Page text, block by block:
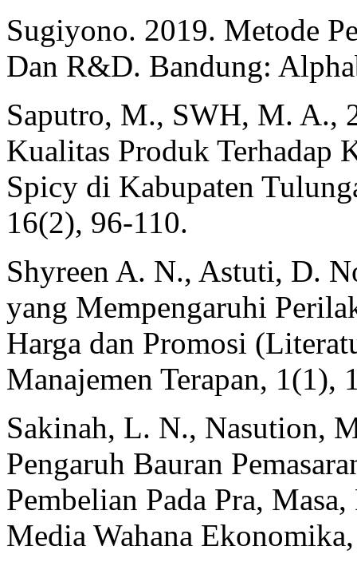
Sugiyono. 2019. Metode
Dan R&D. Bandung:
Saputro, M., SWH, M. A.,
Kualitas Produk Terhadap
Spicy di Kabupaten
16(2), 96-110.
Shyreen A. N., Astuti, D.
yang Mempengaruhi
Harga dan Promosi
Manajemen Terapan, 1(1),
Sakinah, L. N., Nasution,
Pengaruh Bauran
Pembelian Pada Pra,
Media Wahana